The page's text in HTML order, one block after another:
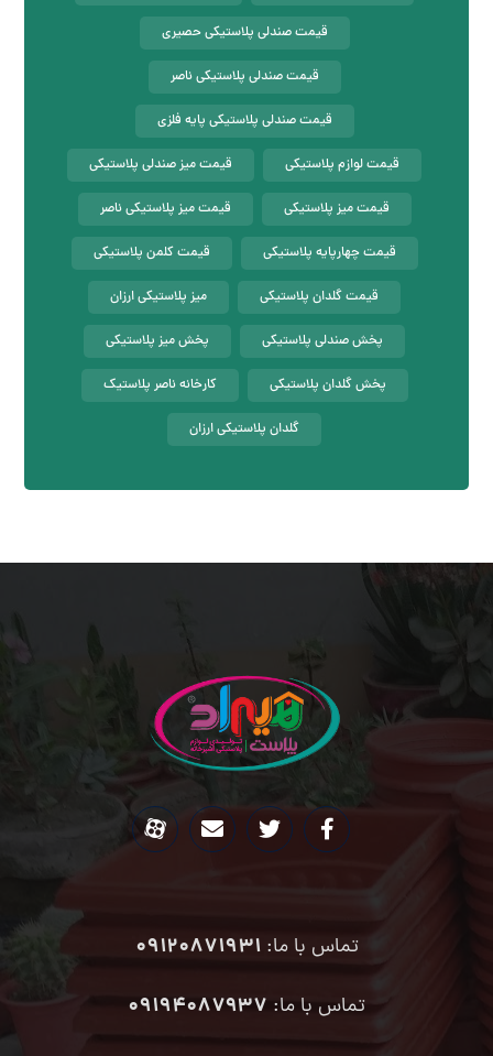
قیمت صندلی پلاستیکی حصیری
قیمت صندلی پلاستیکی ناصر
قیمت صندلی پلاستیکی پایه فلزی
قیمت لوازم پلاستیکی قیمت میز صندلی پلاستیکی
قیمت میز پلاستیکی قیمت میز پلاستیکی ناصر
قیمت چهارپایه پلاستیکی قیمت کلمن پلاستیکی
قیمت گلدان پلاستیکی میز پلاستیکی ارزان
پخش صندلی پلاستیکی پخش میز پلاستیکی
پخش گلدان پلاستیکی کارخانه ناصر پلاستیک
گلدان پلاستیکی ارزان
تماس با ما:09120871931
تماس با ما: ۰۹۱۹۴۰۸۷۹۳۷